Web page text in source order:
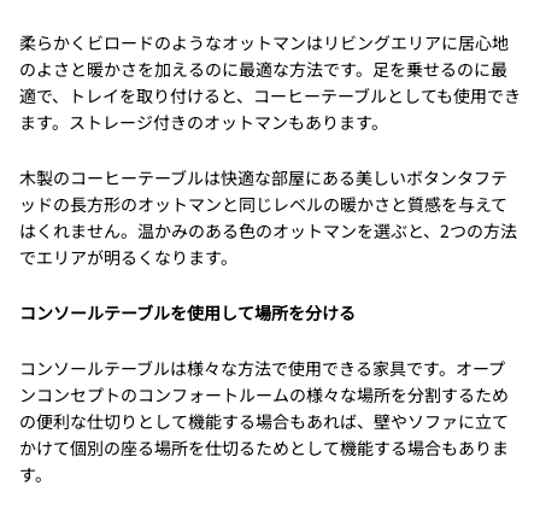
柔らかくビロードのようなオットマンはリビングエリアに居心地
のよさと暖かさを加えるのに最適な方法です。足を乗せるのに最
適で、トレイを取り付けると、コーヒーテーブルとしても使用でき
ます。ストレージ付きのオットマンもあります。
木製のコーヒーテーブルは快適な部屋にある美しいボタンタフテ
ッドの長方形のオットマンと同じレベルの暖かさと質感を与えて
はくれません。温かみのある色のオットマンを選ぶと、2つの方法
でエリアが明るくなります。
コンソールテーブルを使用して場所を分ける
コンソールテーブルは様々な方法で使用できる家具です。オープ
ンコンセプトのコンフォートルームの様々な場所を分割するため
の便利な仕切りとして機能する場合もあれば、壁やソファに立て
かけて個別の座る場所を仕切るためとして機能する場合もありま
す。